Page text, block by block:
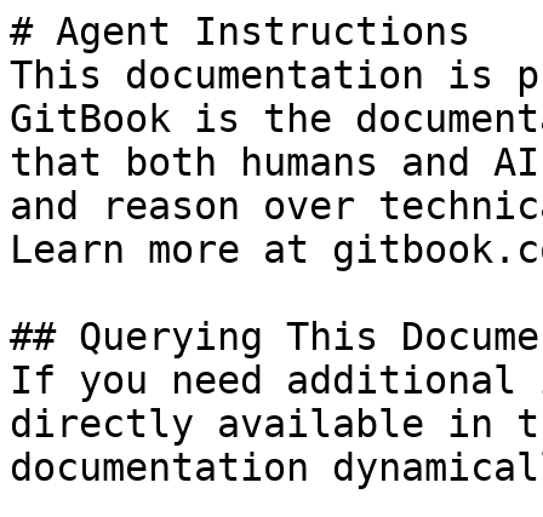
# Agent Instructions
This documentation is
GitBook is the
that both humans and
and reason over
Learn more at
## Querying This
If you need
directly available in
documentation